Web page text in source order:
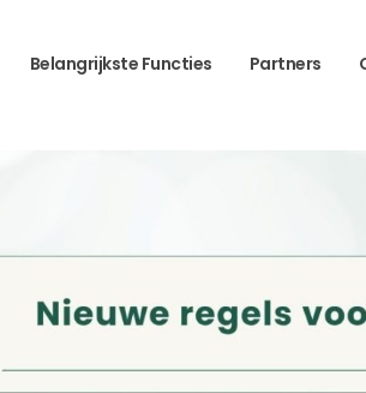
Belangrijkste Functies Partners